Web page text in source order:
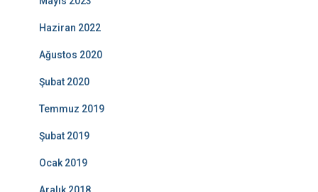
Haziran 2022
Ağustos 2020
Şubat 2020
Temmuz 2019
Şubat 2019
Ocak 2019